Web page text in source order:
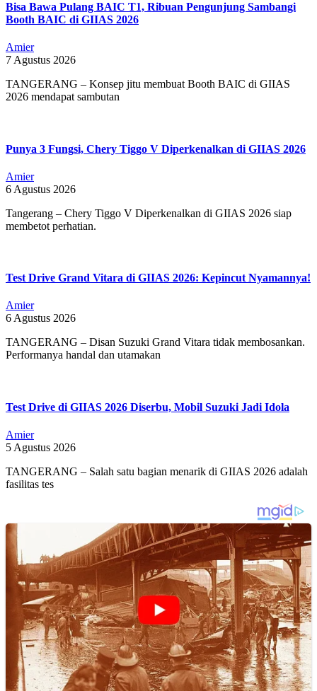
Bisa Bawa Pulang BAIC T1, Ribuan Pengunjung Sambangi
Booth BAIC di GIIAS 2026
Amier
7 Agustus 2026
TANGERANG – Konsep jitu membuat Booth BAIC di GIIAS
2026 mendapat sambutan
Punya 3 Fungsi, Chery Tiggo V Diperkenalkan di GIIAS 2026
Amier
6 Agustus 2026
Tangerang – Chery Tiggo V Diperkenalkan di GIIAS 2026 siap
membetot perhatian.
Test Drive Grand Vitara di GIIAS 2026: Kepincut Nyamannya!
Amier
6 Agustus 2026
TANGERANG – Disan Suzuki Grand Vitara tidak membosankan.
Performanya handal dan utamakan
Test Drive di GIIAS 2026 Diserbu, Mobil Suzuki Jadi Idola
Amier
5 Agustus 2026
TANGERANG – Salah satu bagian menarik di GIIAS 2026 adalah
fasilitas tes